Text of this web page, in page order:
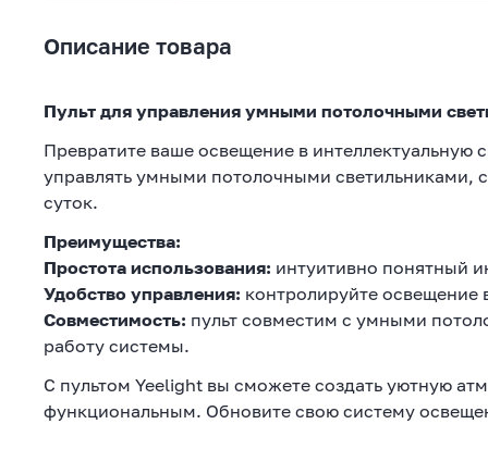
Описание товара
Пульт для управления умными потолочными
Превратите ваше освещение в интеллектуальную
управлять умными потолочными светильниками,
суток.
Преимущества:
Простота использования: интуитивно понятный
Удобство управления: контролируйте
Совместимость: пульт совместим с умными
работу системы.
С пультом Yeelight вы сможете создать уютную
функциональным. Обновите свою систему